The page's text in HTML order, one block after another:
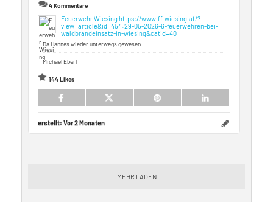
4 Kommentare
Feuerwehr Wiesinghttps://www.ff-wiesing.at/?
view=article&id=454:29-05-2026-6-feuerwehren-bei-
waldbrandeinsatz-in-wiesing&catid=40
Da Hannes wieder unterwegs gewesen
Michael Eberl
144 Likes
erstellt: Vor 2 Monaten
MEHR LADEN